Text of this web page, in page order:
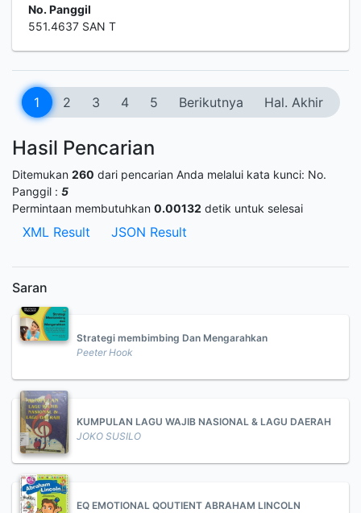
No. Panggil
551.4637 SAN T
1 2 3 4 5 Berikutnya Hal. Akhir
Hasil Pencarian
Ditemukan 260 dari pencarian Anda melalui kata kunci: No.
Panggil : 5
Permintaan membutuhkan 0.00132 detik untuk selesai
XML Result JSON Result
Saran
Strategi membimbing Dan Mengarahkan
Peeter Hook
KUMPULAN LAGU WAJIB NASIONAL & LAGU DAERAH
JOKO SUSILO
EQ EMOTIONAL QOUTIENT ABRAHAM LINCOLN